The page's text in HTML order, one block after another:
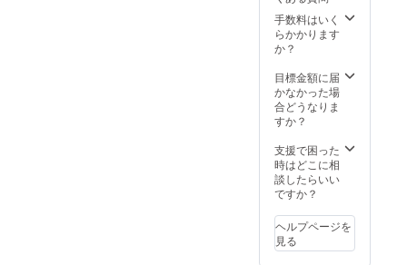
手数料はいく
らかかります
か？
目標金額に届
かなかった場
合どうなりま
すか？
支援で困った
時はどこに相
談したらいい
ですか？
ヘルプページを
見る